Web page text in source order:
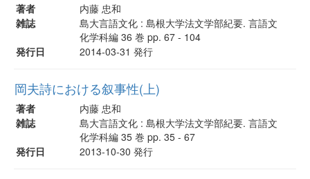
著者
内藤 忠和
雑誌
島大言語文化 : 島根大学法文学部紀要. 言語文
化学科編 36 巻 pp. 67 - 104
発行日
2014-03-31 発行
岡夫詩における叙事性(上)
著者
内藤 忠和
雑誌
島大言語文化 : 島根大学法文学部紀要. 言語文
化学科編 35 巻 pp. 35 - 67
発行日
2013-10-30 発行